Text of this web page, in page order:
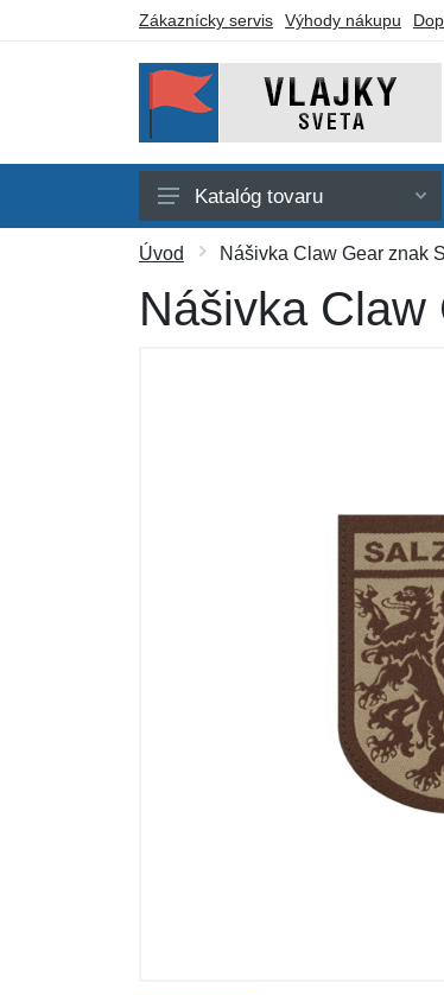
Zákaznícky servis Výhody nákupu
Afrika
Amerika
Katalóg tovaru
Úvod Nášivka Claw Gear znak
Nášivka Claw